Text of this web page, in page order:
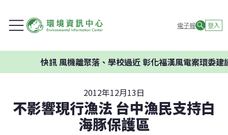
電子報 登入
快訊風機離聚落、學校過近 彰化福漢風電案環委建議不
2012年12月13日
不影響現行漁法 台中漁民支持白
海豚保護區